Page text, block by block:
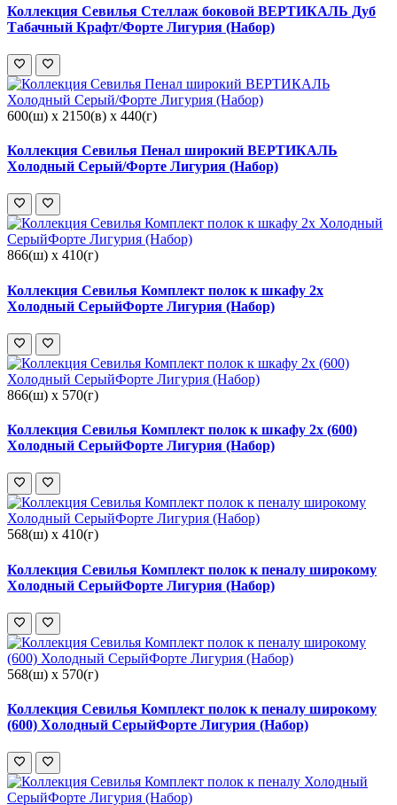
Коллекция Севилья Стеллаж боковой ВЕРТИКАЛЬ Дуб
Табачный Крафт/Форте Лигурия (Набор)
600(ш) x 2150(в) x 440(г)
Коллекция Севилья Пенал широкий ВЕРТИКАЛЬ
Холодный Серый/Форте Лигурия (Набор)
866(ш) x 410(г)
Коллекция Севилья Комплект полок к шкафу 2х
Холодный СерыйФорте Лигурия (Набор)
866(ш) x 570(г)
Коллекция Севилья Комплект полок к шкафу 2х (600)
Холодный СерыйФорте Лигурия (Набор)
568(ш) x 410(г)
Коллекция Севилья Комплект полок к пеналу широкому
Холодный СерыйФорте Лигурия (Набор)
568(ш) x 570(г)
Коллекция Севилья Комплект полок к пеналу широкому
(600) Холодный СерыйФорте Лигурия (Набор)